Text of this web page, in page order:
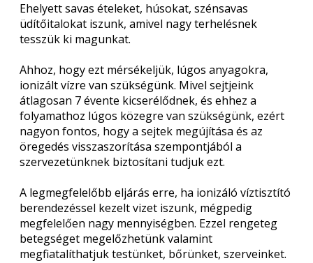
Ehelyett savas ételeket, húsokat, szénsavas
üdítőitalokat iszunk, amivel nagy terhelésnek
tesszük ki magunkat.
Ahhoz, hogy ezt mérsékeljük, lúgos anyagokra,
ionizált vízre van szükségünk. Mivel sejtjeink
átlagosan 7 évente kicserélődnek, és ehhez a
folyamathoz lúgos közegre van szükségünk, ezért
nagyon fontos, hogy a sejtek megújítása és az
öregedés visszaszorítása szempontjából a
szervezetünknek biztosítani tudjuk ezt.
A legmegfelelőbb eljárás erre, ha ionizáló víztisztító
berendezéssel kezelt vizet iszunk, mégpedig
megfelelően nagy mennyiségben. Ezzel rengeteg
betegséget megelőzhetünk valamint
megfiatalíthatjuk testünket, bőrünket, szerveinket.